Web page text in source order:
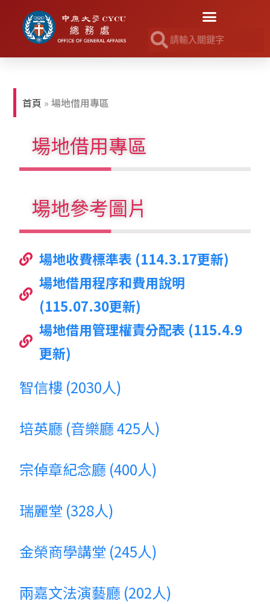
首頁 »場地借用專區
場地借用專區
場地參考圖片
場地收費標準表 (114.3.17更新)
場地借用程序和費用說明
(115.07.30更新)
場地借用管理權責分配表 (115.4.9
更新)
智信樓 (2030人)
培英廳 (音樂廳 425人)
宗倬章紀念廳 (400人)
瑞麗堂 (328人)
金榮商學講堂 (245人)
兩嘉文法演藝廳 (202人)